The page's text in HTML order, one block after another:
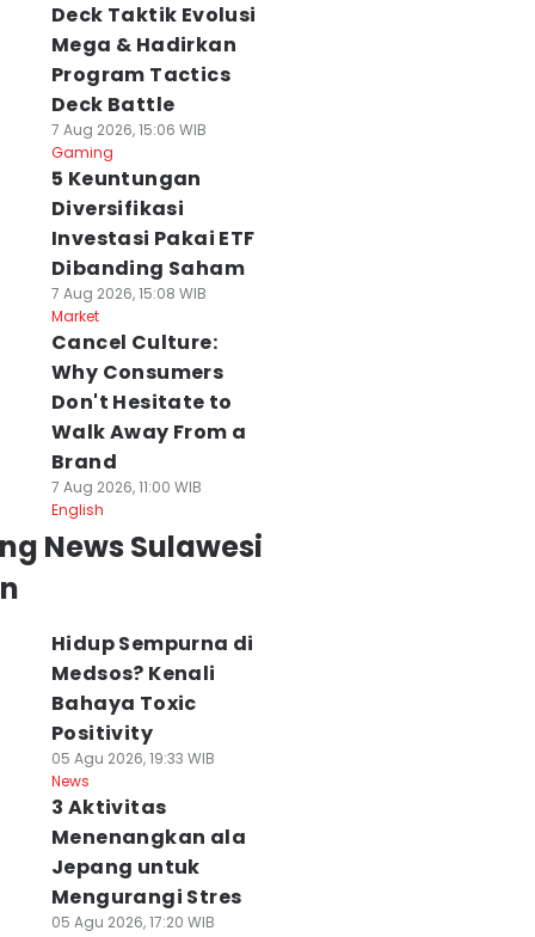
Deck Taktik Evolusi
Mega & Hadirkan
Program Tactics
Deck Battle
7 Aug 2026, 15:06 WIB
Gaming
5 Keuntungan
Diversifikasi
Investasi Pakai ETF
Dibanding Saham
7 Aug 2026, 15:08 WIB
Market
Cancel Culture:
Why Consumers
Don't Hesitate to
Walk Away From a
Brand
7 Aug 2026, 11:00 WIB
English
News Sulawesi
Hidup Sempurna di
Medsos? Kenali
Bahaya Toxic
Positivity
05 Agu 2026, 19:33 WIB
News
3 Aktivitas
Menenangkan ala
Jepang untuk
Mengurangi Stres
05 Agu 2026, 17:20 WIB